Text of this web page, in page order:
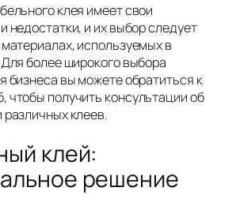
клея имеет свои
недостатки, и их выбор следует
используемых в
более широкого выбора
бизнеса вы можете обратиться к
получить консультации об
клеев.
клей:
решение